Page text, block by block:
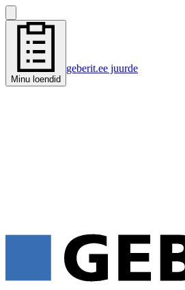
Minu loendid
geberit.ee juurde